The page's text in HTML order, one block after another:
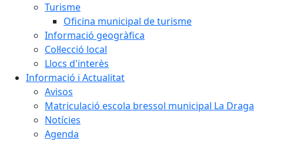
Turisme
Oficina municipal de turisme
Informació geogràfica
Col·lecció local
Llocs d'interès
Informació i Actualitat
Avisos
Matriculació escola bressol municipal La Draga
Notícies
Agenda